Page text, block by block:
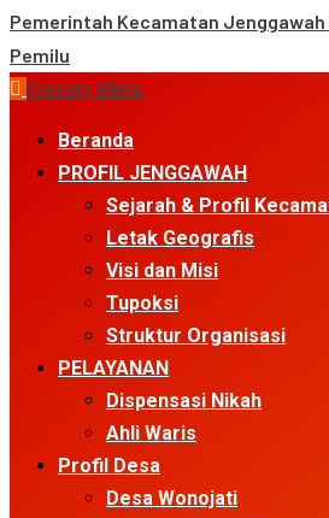
Pemerintah Kecamatan Jenggawah
Pemilu
Primary Menu
Beranda
PROFIL JENGGAWAH
Sejarah & Profil
Letak Geografis
Visi dan Misi
Tupoksi
Struktur Organisasi
PELAYANAN
Dispensasi Nikah
Ahli Waris
Profil Desa
Desa Wonojati